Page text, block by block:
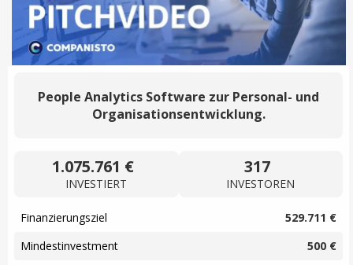
People Analytics Software zur Personal- und
Organisationsentwicklung.
1.075.761 €
INVESTIERT
317
INVESTOREN
Finanzierungsziel
529.711 €
Mindestinvestment
500 €